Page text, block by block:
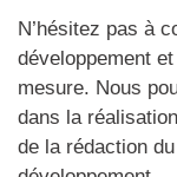
N’hésitez pas à
développement
mesure. Nous
dans la
de la rédaction